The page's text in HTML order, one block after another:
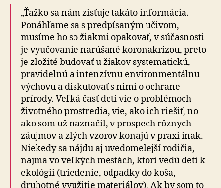
„Ťažko sa nám zisťuje takáto informácia.
Ponáhľame sa s predpísaným učivom,
musíme ho so žiakmi opakovať, v súčasnosti
je vyučovanie narúšané koronakrízou, preto
je zložité budovať u žiakov systematickú,
pravidelnú a intenzívnu environmentálnu
výchovu a diskutovať s nimi o ochrane
prírody. Veľká časť detí vie o problémoch
životného prostredia, vie, ako ich riešiť, no
ako som už naznačil, v prospech rôznych
záujmov a zlých vzorov konajú v praxi inak.
Niekedy sa nájdu aj uvedomelejší rodičia,
najmä vo veľkých mestách, ktorí vedú detí k
ekológii (triedenie, odpadky do koša,
druhotné využitie materiálov). Ak by som to